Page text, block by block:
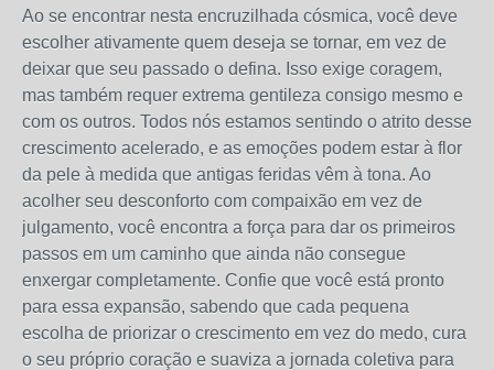
Ao se encontrar nesta encruzilhada cósmica, você deve
escolher ativamente quem deseja se tornar, em vez de
deixar que seu passado o defina. Isso exige coragem,
mas também requer extrema gentileza consigo mesmo e
com os outros. Todos nós estamos sentindo o atrito desse
crescimento acelerado, e as emoções podem estar à flor
da pele à medida que antigas feridas vêm à tona. Ao
acolher seu desconforto com compaixão em vez de
julgamento, você encontra a força para dar os primeiros
passos em um caminho que ainda não consegue
enxergar completamente. Confie que você está pronto
para essa expansão, sabendo que cada pequena
escolha de priorizar o crescimento em vez do medo, cura
o seu próprio coração e suaviza a jornada coletiva para